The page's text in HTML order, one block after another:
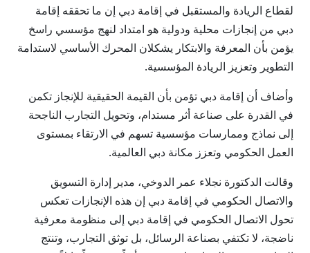
لقطاع الريادة والمستقبل في إقامة دبي إن ما تحققه إقامة
دبي من إنجازات محلية ودولية هو امتداد لنهج مؤسسي راسخ
يؤمن بأن المعرفة والابتكار يشكلان المحرك الأساسي لاستدامة
التطوير وتعزيز الريادة المؤسسية.
وأضاف أن إقامة دبي تؤمن بأن القيمة الحقيقية للإنجاز تكمن
في القدرة على صناعة أثر مستدام، وتحويل التجارب الناجحة
إلى نماذج وممارسات مؤسسية تسهم في الارتقاء بمستوى
العمل الحكومي وتعزز مكانة دبي العالمية.
وقالت الدكتورة نجلاء عمر الدوخي، مدير إدارة التسويق
والاتصال الحكومي في إقامة دبي إن هذه الإنجازات تعكس
تحول الاتصال الحكومي في إقامة دبي إلى منظومة معرفية
ناضجة، لا تكتفي بصناعة الرسائل، بل توثق التجارب، وتنتج